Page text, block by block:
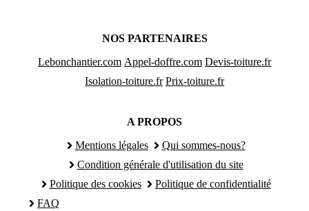
NOS PARTENAIRES
Lebonchantier.com Appel-doffre.com Devis-toiture.fr
Isolation-toiture.fr Prix-toiture.fr
A PROPOS
Mentions légales
Qui sommes-nous?
Condition générale d'utilisation du site
Politique des cookies
Politique de confidentialité
FAQ